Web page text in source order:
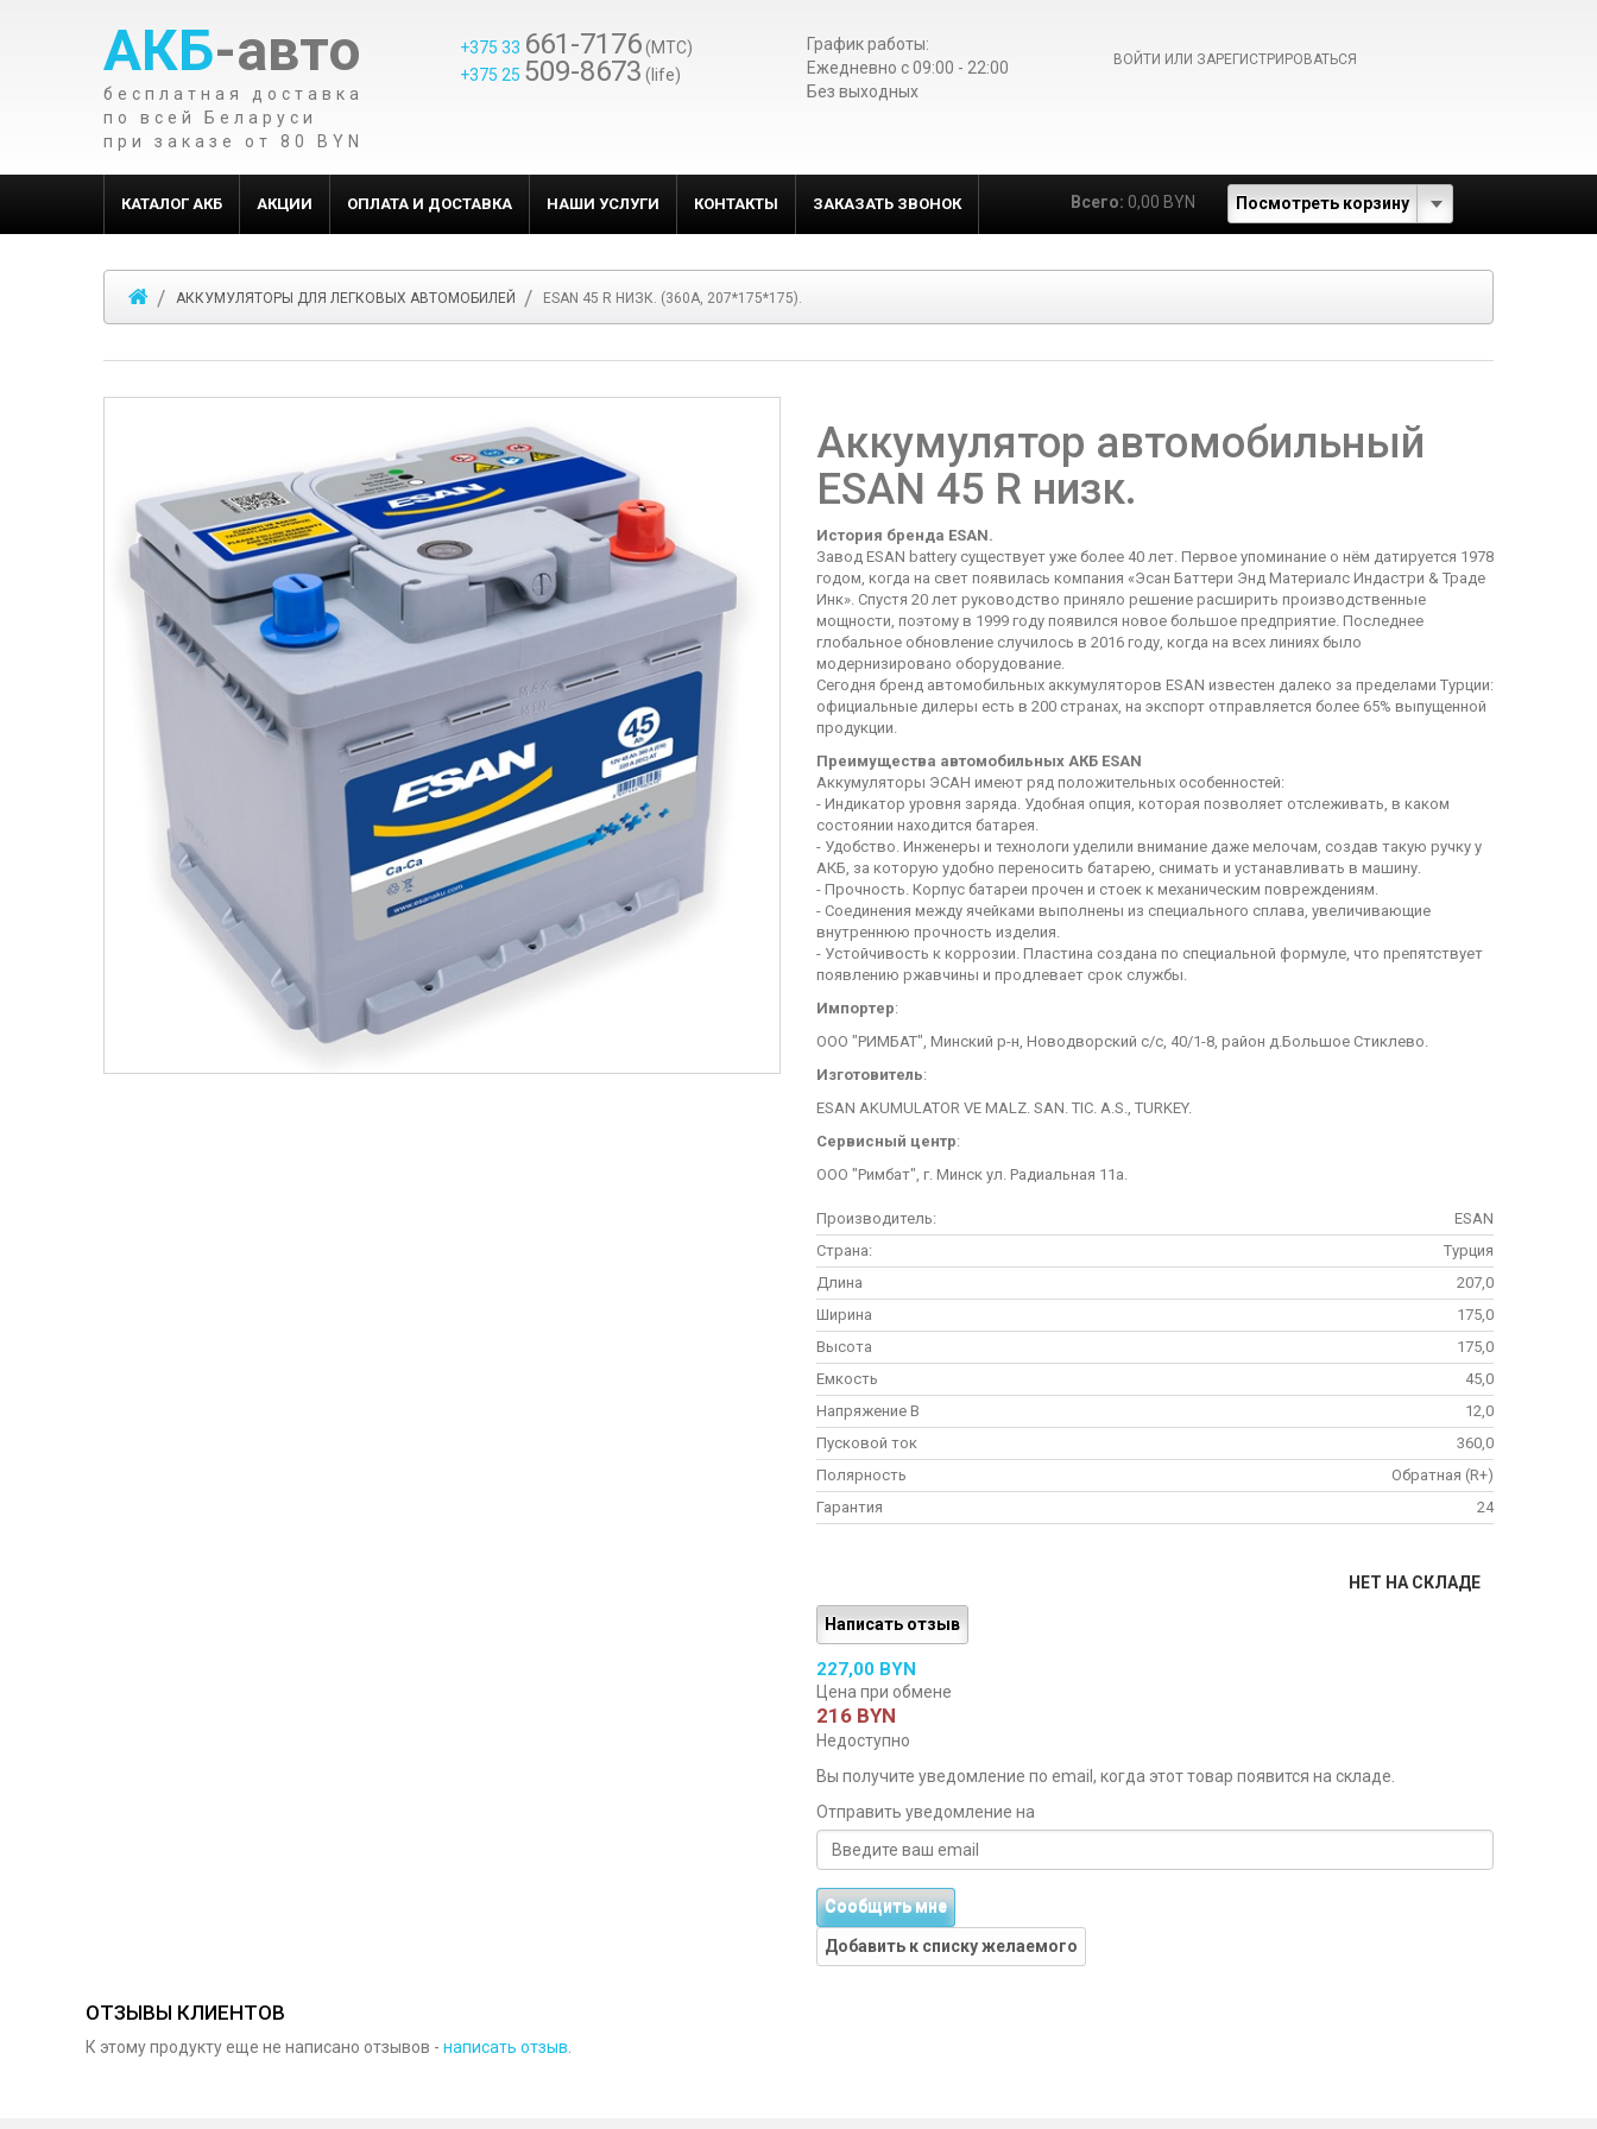
АКБ-авто
бесплатная доставка
по всей Беларуси
при заказе от 80 BYN
+375 33 661-7176(МТС)
+375 25 509-8673 (life)
График работы:
Ежедневно c 09:00 - 22:00
Без выходных
ВОЙТИ ИЛИ ЗАРЕГИСТРИРОВАТЬСЯ
КАТАЛОГ АКБ АКЦИИ ОПЛАТА И ДОСТАВКА НАШИ УСЛУГИ КОНТАКТЫ ЗАКАЗАТЬ ЗВОНОК Всего: 0,00 BYN Посмотреть корзину
АККУМУЛЯТОРЫ ДЛЯ ЛЕГКОВЫХ АВТОМОБИЛЕЙ ESAN 45 R НИЗК. (360A, 207*175*175).
Аккумулятор автомобильный
ESAN 45 R низк.
История бренда ESAN.
Завод ESAN battery существует уже более 40 лет. Первое упоминание о нём датируется 1978
годом, когда на свет появилась компания «Эсан Баттери Энд Материалс Индастри & Траде
Инк». Спустя 20 лет руководство приняло решение расширить производственные
мощности, поэтому в 1999 году появился новое большое предприятие. Последнее
глобальное обновление случилось в 2016 году, когда на всех линиях было
модернизировано оборудование.
Сегодня бренд автомобильных аккумуляторов ESAN известен далеко за пределами Турции:
официальные дилеры есть в 200 странах, на экспорт отправляется более 65% выпущенной
продукции.
Преимущества автомобильных АКБ ESAN
Аккумуляторы ЭСАН имеют ряд положительных особенностей:
- Индикатор уровня заряда. Удобная опция, которая позволяет отслеживать, в каком
состоянии находится батарея.
- Удобство. Инженеры и технологи уделили внимание даже мелочам, создав такую ручку у
АКБ, за которую удобно переносить батарею, снимать и устанавливать в машину.
- Прочность. Корпус батареи прочен и стоек к механическим повреждениям.
- Соединения между ячейками выполнены из специального сплава, увеличивающие
внутреннюю прочность изделия.
- Устойчивость к коррозии. Пластина создана по специальной формуле, что препятствует
появлению ржавчины и продлевает срок службы.
Импортер:
ООО "РИМБАТ", Минский р-н, Новодворский с/с, 40/1-8, район д.Большое Стиклево.
Изготовитель:
ESAN AKUMULATOR VE MALZ. SAN. TIC. A.S., TURKEY.
Сервисный центр:
ООО "Римбат", г. Минск ул. Радиальная 11а.
Производитель:
ESAN
Страна:
Турция
Длина
207,0
Ширина
175,0
Высота
175,0
Емкость
45,0
Напряжение В
12,0
Пусковой ток
360,0
Полярность
Обратная (R+)
Гарантия
24
НЕТ НА СКЛАДЕ
Написать отзыв
227,00 BYN
Цена при обмене
216 BYN
Недоступно
Вы получите уведомление по email, когда этот товар появится на складе.
Отправить уведомление на
Сообщить мне
Добавить к списку желаемого
ОТЗЫВЫ КЛИЕНТОВ
К этому продукту еще не написано отзывов - написать отзыв.